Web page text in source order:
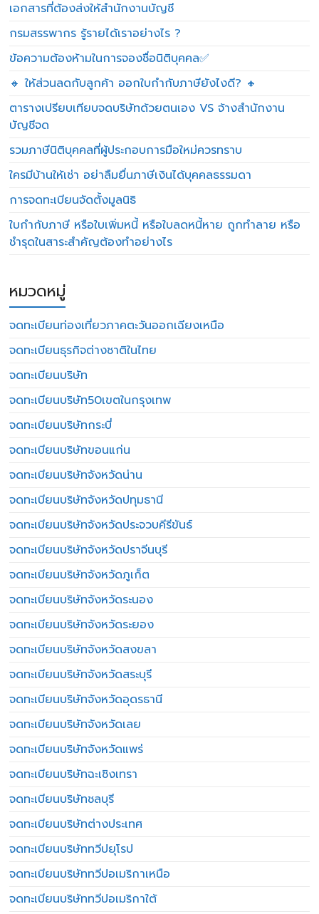
เอกสารที่ต้องส่งให้สำนักงานบัญชี
กรมสรรพากร รู้รายได้เราอย่างไร ?
ข้อความต้องห้ามในการจองชื่อนิติบุคคล✅
🔸 ให้ส่วนลดกับลูกค้า ออกใบกำกับภาษียังไงดี? 🔸
ตารางเปรียบเทียบจดบริษัทด้วยตนเอง VS จ้างสำนักงาน
บัญชีจด
รวมภาษีนิติบุคคลที่ผู้ประกอบการมือใหม่ควรทราบ
ใครมีบ้านให้เช่า อย่าลืมยื่นภาษีเงินได้บุคคลธรรมดา
การจดทะเบียนจัดตั้งมูลนิธิ
ใบกำกับภาษี หรือใบเพิ่มหนี้ หรือใบลดหนี้หาย ถูกทำลาย หรือ
ชำรุดในสาระสำคัญต้องทำอย่างไร
หมวดหมู่
จดทะเบียนท่องเที่ยวภาคตะวันออกเฉียงเหนือ
จดทะเบียนธุรกิจต่างชาติในไทย
จดทะเบียนบริษัท
จดทะเบียนบริษัท50เขตในกรุงเทพ
จดทะเบียนบริษัทกระบี่
จดทะเบียนบริษัทขอนแก่น
จดทะเบียนบริษัทจังหวัดน่าน
จดทะเบียนบริษัทจังหวัดปทุมธานี
จดทะเบียนบริษัทจังหวัดประจวบคีรีขันธ์
จดทะเบียนบริษัทจังหวัดปราจีนบุรี
จดทะเบียนบริษัทจังหวัดภูเก็ต
จดทะเบียนบริษัทจังหวัดระนอง
จดทะเบียนบริษัทจังหวัดระยอง
จดทะเบียนบริษัทจังหวัดสงขลา
จดทะเบียนบริษัทจังหวัดสระบุรี
จดทะเบียนบริษัทจังหวัดอุดรธานี
จดทะเบียนบริษัทจังหวัดเลย
จดทะเบียนบริษัทจังหวัดแพร่
จดทะเบียนบริษัทฉะเชิงเทรา
จดทะเบียนบริษัทชลบุรี
จดทะเบียนบริษัทต่างประเทศ
จดทะเบียนบริษัททวีปยุโรป
จดทะเบียนบริษัททวีปอเมริกาเหนือ
จดทะเบียนบริษัททวีปอเมริกาใต้